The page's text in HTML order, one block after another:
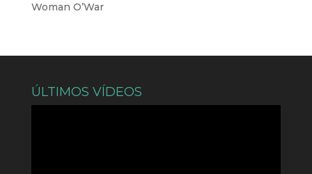
Woman O’War
ÚLTIMOS VÍDEOS